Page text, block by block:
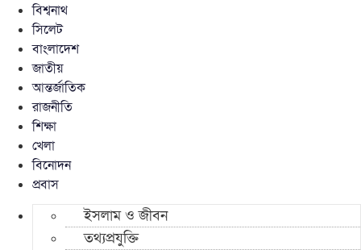
বিশ্বনাথ
সিলেট
বাংলাদেশ
জাতীয়
আন্তর্জাতিক
রাজনীতি
শিক্ষা
খেলা
বিনোদন
প্রবাস
ইসলাম ও জীবন
তথ্যপ্রযুক্তি